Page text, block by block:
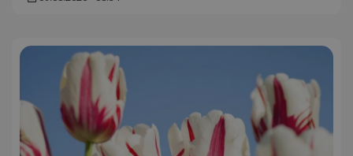
Ο ιστότοπος δεν μπορεί να χρησιμοποιηθεί σωστά
usprivacy